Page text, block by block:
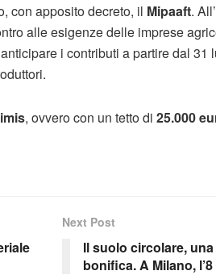
con apposito decreto, il Mipaaft.
alle esigenze delle imprese
i contributi a partire dal 31
, ovvero con un tetto di 25.000
Next Post
Il suolo circolare,
bonifica. A Milano,